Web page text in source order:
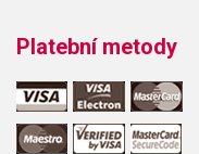
Platební metody